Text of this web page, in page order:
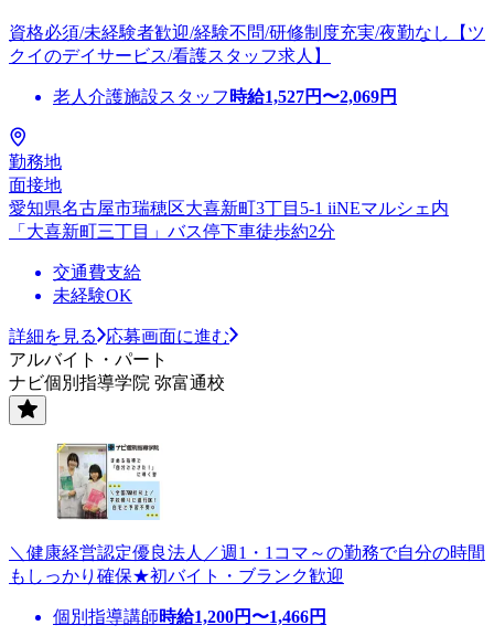
資格必須/未経験者歓迎/経験不問/研修制度充実/夜勤なし【ツ
クイのデイサービス/看護スタッフ求人】
老人介護施設スタッフ 時給1,527円〜2,069円
勤務地
面接地
愛知県名古屋市瑞穂区大喜新町3丁目5-1 iiNEマルシェ内
「大喜新町三丁目」バス停下車徒歩約2分
交通費支給
未経験OK
詳細を見る
応募画面に進む
アルバイト・パート
ナビ個別指導学院 弥富通校
＼健康経営認定優良法人／週1・1コマ～の勤務で自分の時間
もしっかり確保★初バイト・ブランク歓迎
個別指導講師時給1,200円〜1,466円